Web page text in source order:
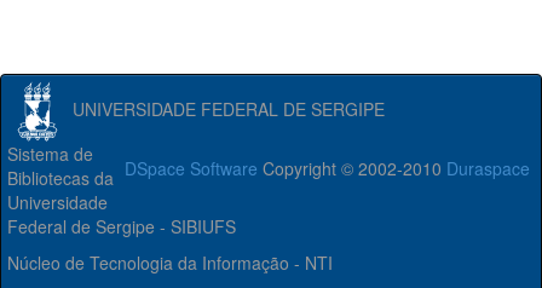
UNIVERSIDADE FEDERAL DE SERGIPE
DSpace Software Copyright © 2002-2010 Duraspace
Sistema de
Bibliotecas da
Universidade
Federal de Sergipe - SIBIUFS
Núcleo de Tecnologia da Informação - NTI